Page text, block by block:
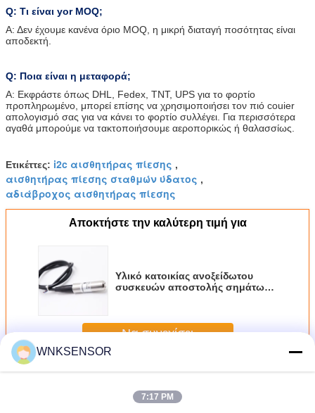
Q: Τι είναι yor MOQ;
Α: Δεν έχουμε κανένα όριο MOQ, η μικρή διαταγή ποσότητας είναι
αποδεκτή.
Q: Ποια είναι η μεταφορά;
Α: Εκφράστε όπως DHL, Fedex, TNT, UPS για το φορτίο
προπληρωμένο, μπορεί επίσης να χρησιμοποιήσει τον πιό couier
απολογισμό σας για να κάνει το φορτίο συλλέγει. Για περισσότερα
αγαθά μπορούμε να τακτοποιήσουμε αεροπορικώς ή θαλασσίως.
Ετικέττες: i2c αισθητήρας πίεσης ,
αισθητήρας πίεσης σταθμών ύδατος ,
αδιάβροχος αισθητήρας πίεσης
Αποκτήστε την καλύτερη τιμή για
Υλικό κατοικίας ανοξείδωτου
συσκευών αποστολής σημάτων
νερού
Να συνεχίσει
Περισσότεροιαισθητήρας πίεσης νερού
WNKSENSOR
7:17 PM